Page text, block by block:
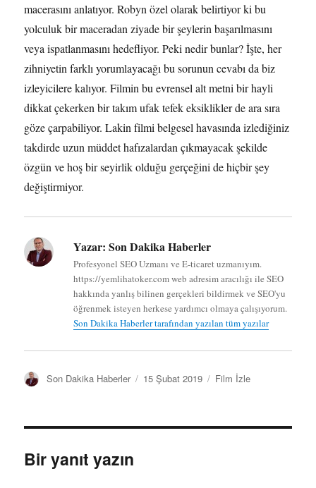
macerasını anlatıyor. Robyn özel olarak belirtiyor ki bu
yolculuk bir maceradan ziyade bir şeylerin başarılmasını
veya ispatlanmasını hedefliyor. Peki nedir bunlar? İşte, her
zihniyetin farklı yorumlayacağı bu sorunun cevabı da biz
izleyicilere kalıyor. Filmin bu evrensel alt metni bir hayli
dikkat çekerken bir takım ufak tefek eksiklikler de ara sıra
göze çarpabiliyor. Lakin filmi belgesel havasında izlediğiniz
takdirde uzun müddet hafızalardan çıkmayacak şekilde
özgün ve hoş bir seyirlik olduğu gerçeğini de hiçbir şey
değiştirmiyor.
Yazar: Son Dakika Haberler
Profesyonel SEO Uzmanı ve E-ticaret uzmanıyım.
https://yemlihatoker.com web adresim aracılığı ile SEO
hakkında yanlış bilinen gerçekleri bildirmek ve SEO'yu
öğrenmek isteyen herkese yardımcı olmaya çalışıyorum.
Son Dakika Haberler tarafından yazılan tüm yazılar
YSon Dakika Haberler
Y
15 Şubat 2019
K
Film İzle
Bir yanıt yazın